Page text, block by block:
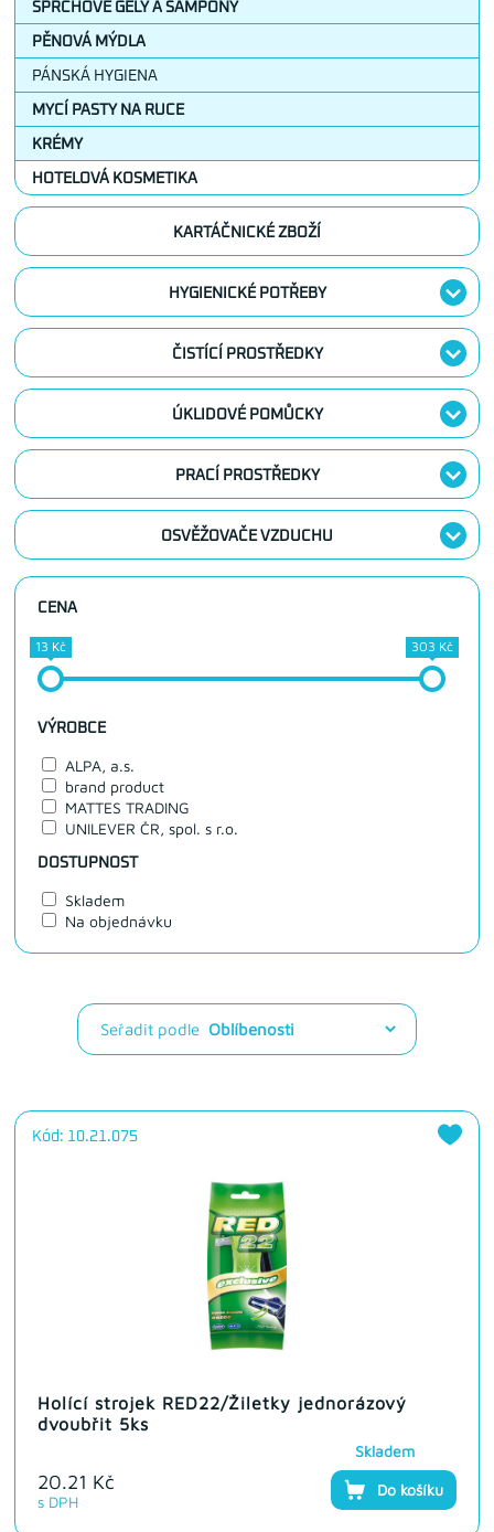
SPRCHOVÉ GELY A ŠAMPONY
PĚNOVÁ MÝDLA
PÁNSKÁ HYGIENA
MYCÍ PASTY NA RUCE
KRÉMY
HOTELOVÁ KOSMETIKA
KARTÁČNICKÉ ZBOŽÍ
HYGIENICKÉ POTŘEBY
ČISTÍCÍ PROSTŘEDKY
ÚKLIDOVÉ POMŮCKY
PRACÍ PROSTŘEDKY
OSVĚŽOVAČE VZDUCHU
CENA
13 Kč 303 Kč
VÝROBCE
ALPA, a.s.
brand product
MATTES TRADING
UNILEVER ČR, spol. s r.o.
DOSTUPNOST
Skladem
Na objednávku
Seřadit podle
Kód: 10.21.075
Holící strojek RED22/Žiletky jednorázový
dvoubřit 5ks
20.21 Kč
s DPH
Skladem
Do košíku